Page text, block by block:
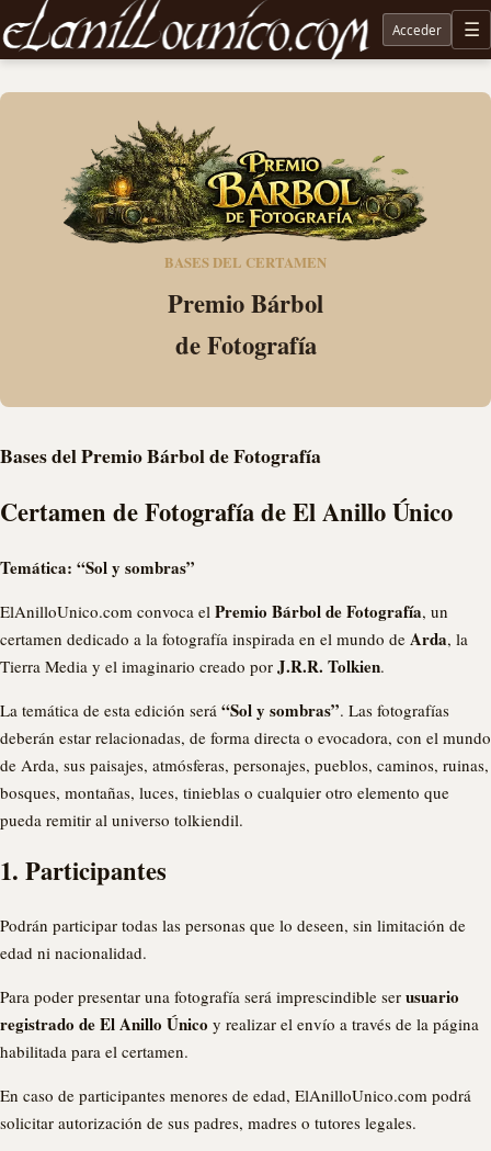
Noticias sobre Tolkien: El Señor de los Anillos, Los Anillos de Poder, La Caza de Gollum, la
Acceder
BASES DEL CERTAMEN
Premio Bárbol
de Fotografía
Bases del Premio Bárbol de Fotografía
Certamen de Fotografía de El Anillo Único
Temática: “Sol y sombras”
ElAnilloUnico.com convoca el Premio Bárbol de Fotografía, un
certamen dedicado a la fotografía inspirada en el mundo de Arda, la
Tierra Media y el imaginario creado por J.R.R. Tolkien.
La temática de esta edición será “Sol y sombras”. Las fotografías
deberán estar relacionadas, de forma directa o evocadora, con el mundo
de Arda, sus paisajes, atmósferas, personajes, pueblos, caminos, ruinas,
bosques, montañas, luces, tinieblas o cualquier otro elemento que
pueda remitir al universo tolkiendil.
1. Participantes
Podrán participar todas las personas que lo deseen, sin limitación de
edad ni nacionalidad.
Para poder presentar una fotografía será imprescindible ser usuario
registrado de El Anillo Único y realizar el envío a través de la página
habilitada para el certamen.
En caso de participantes menores de edad, ElAnilloUnico.com podrá
solicitar autorización de sus padres, madres o tutores legales.